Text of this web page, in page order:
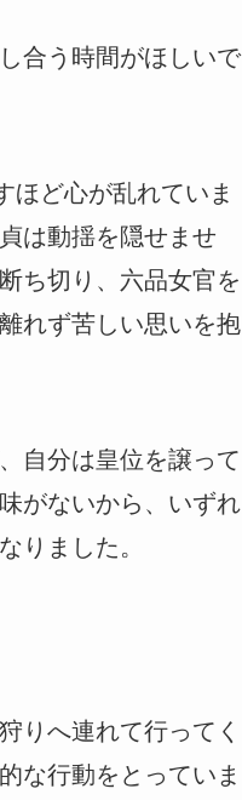
合う時間がほしいで
ほど心が乱れていま
は動揺を隠せませ
ち切り、六品女官を
れず苦しい思いを抱
自分は皇位を譲って
がないから、いずれ
りました。
りへ連れて行ってく
な行動をとっていま